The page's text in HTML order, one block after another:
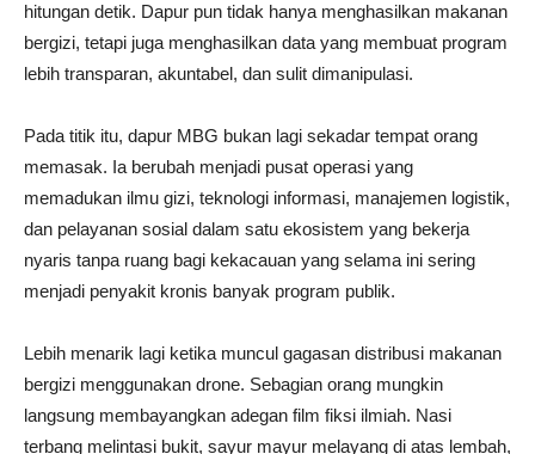
hitungan detik. Dapur pun tidak hanya menghasilkan makanan
bergizi, tetapi juga menghasilkan data yang membuat program
lebih transparan, akuntabel, dan sulit dimanipulasi.
Pada titik itu, dapur MBG bukan lagi sekadar tempat orang
memasak. Ia berubah menjadi pusat operasi yang
memadukan ilmu gizi, teknologi informasi, manajemen logistik,
dan pelayanan sosial dalam satu ekosistem yang bekerja
nyaris tanpa ruang bagi kekacauan yang selama ini sering
menjadi penyakit kronis banyak program publik.
Lebih menarik lagi ketika muncul gagasan distribusi makanan
bergizi menggunakan drone. Sebagian orang mungkin
langsung membayangkan adegan film fiksi ilmiah. Nasi
terbang melintasi bukit, sayur mayur melayang di atas lembah,